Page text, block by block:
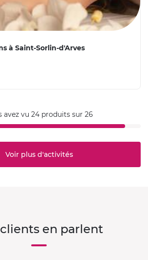
à Saint-Sorlin-d'Arves
avez vu 24 produits sur 26
Voir plus d'activités
en parlent